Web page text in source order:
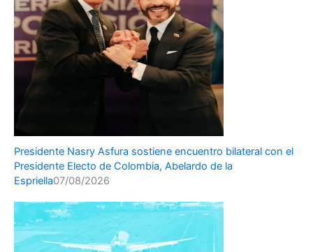
Presidente Nasry Asfura sostiene encuentro bilateral con el
Presidente Electo de Colombia, Abelardo de la
Espriella07/08/2026